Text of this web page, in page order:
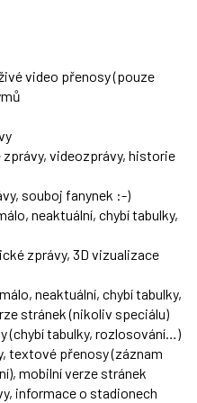
video přenosy (pouze
zprávy, videozprávy, historie
souboj fanynek :-)
neaktuální, chybí tabulky,
zprávy, 3D vizualizace
neaktuální, chybí tabulky,
stránek (nikoliv speciálu)
(chybí tabulky, rozlosování…)
textové přenosy (záznam
mobilní verze stránek
informace o stadionech